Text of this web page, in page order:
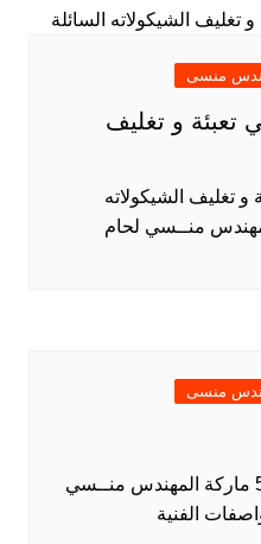
منسى
تعبئة و تغليف
و تغليف الشيكولاته
منسى
ماكينة تعبئة لوليتا موديل 505 ماركة المهندس منــسي
الفنية